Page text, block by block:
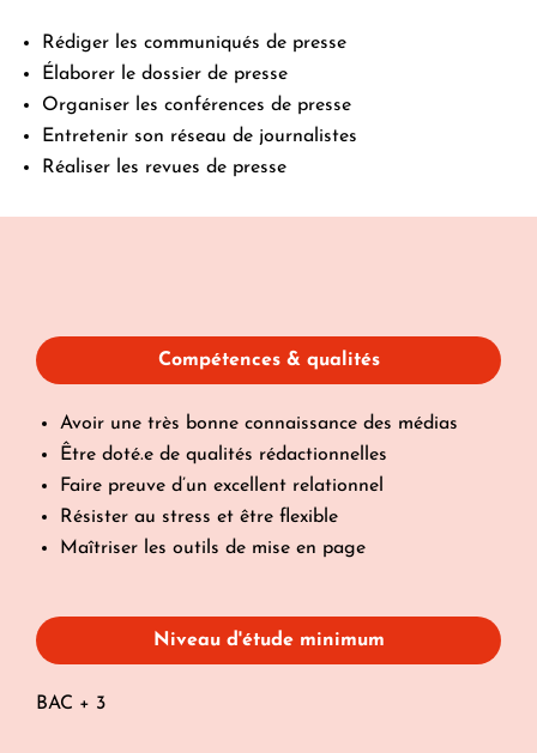
Rédiger les communiqués de presse
Élaborer le dossier de presse
Organiser les conférences de presse
Entretenir son réseau de journalistes
Réaliser les revues de presse
Compétences & qualités
Avoir une très bonne connaissance des médias
Être doté.e de qualités rédactionnelles
Faire preuve d’un excellent relationnel
Résister au stress et être flexible
Maîtriser les outils de mise en page
Niveau d'étude minimum
BAC + 3